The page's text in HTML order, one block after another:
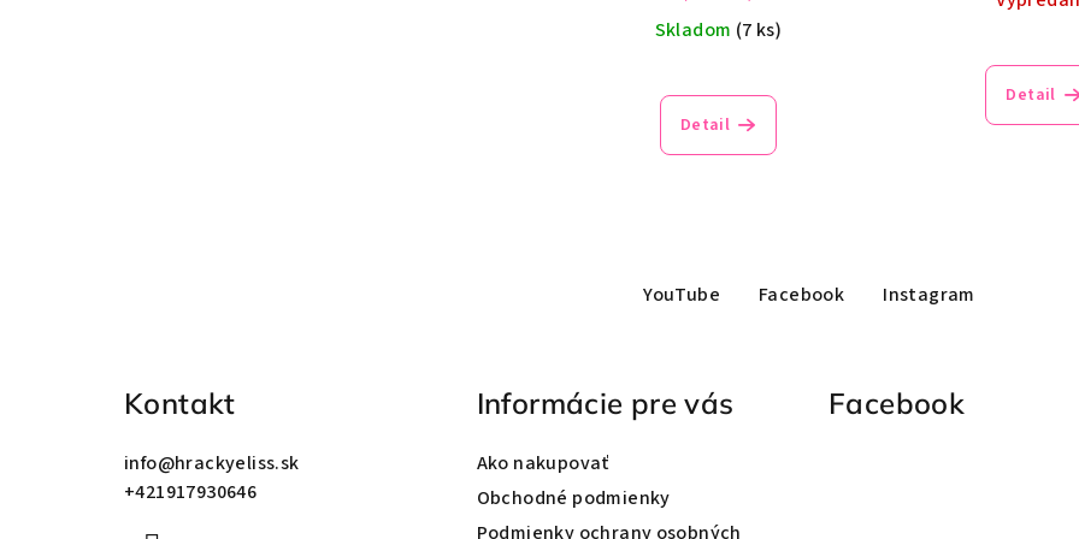
Skladom (7 ks)
Detail
Detail
YouTube Facebook Instagram
Kontakt
info@hrackyeliss.sk
+421917930646
Informácie pre vás
Ako nakupovať
Obchodné podmienky
Podmienky ochrany osobných
Facebook